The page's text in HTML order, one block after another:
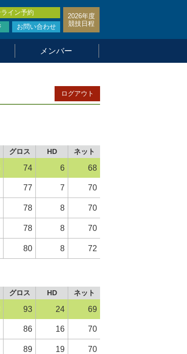
2026年度
競技日程
イン予約
お問い合わせ
メンバー
ログアウト
グロス HD
ネット
74 6 68
77 7 70
78 8 70
78 8 70
80 8 72
グロス HD
ネット
93 24 69
86 16 70
89 19 70